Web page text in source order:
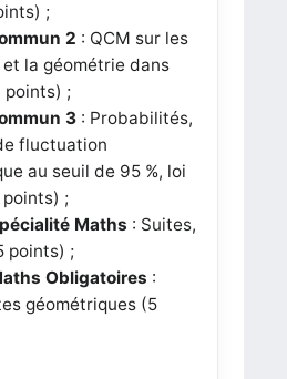
;
2 : QCM sur les
la géométrie dans
points) ;
3: Probabilités,
fluctuation
au seuil de 95 %, loi
;
Maths : Suites,
points) ;
Obligatoires :
géométriques (5